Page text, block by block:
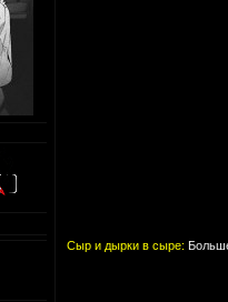
Сыр и дырки в сыре: